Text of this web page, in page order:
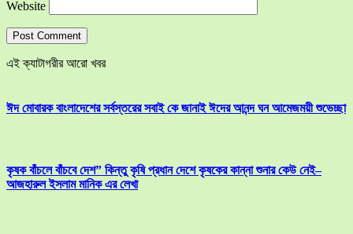
Website
এই ক্যাটাগরীর আরো খবর
ঈদ মোবারক বাংলাদেশের সর্বস্তরের সবাই কে জানাই ঈদের আনন্দ ঘন আমেজময়ী শুভেচ্ছা
কৃষক বাঁচলে বাঁচবে দেশ” কিন্তু কৃষি প্রধান দেশে কৃষকের কান্না শুনার কেউ নেই–
আজহারুল ইসলাম মানিক এর লেখা